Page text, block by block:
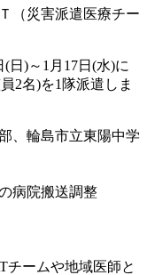
（災害派遣医療チー
日)～1月17日(水)に
2名)を1隊派遣しま
、輪島市立東陽中学
病院搬送調整
チームや地域医師と